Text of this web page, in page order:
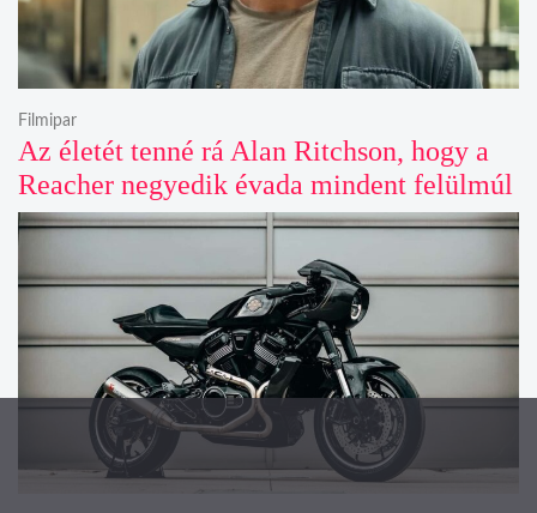
Az életét tenné rá Alan Ritchson, hogy a
Reacher negyedik évada mindent felülmúl
Filmipar